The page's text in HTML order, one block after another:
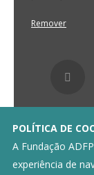
POLÍTICA DE
A Fundação
experiência de
Remover